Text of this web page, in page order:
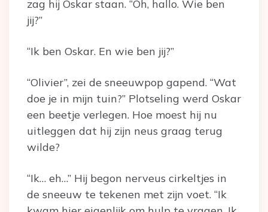
zag hij Oskar staan. “Oh, hallo. Wie ben
jij?”
“Ik ben Oskar. En wie ben jij?”
“Olivier”, zei de sneeuwpop gapend. “Wat
doe je in mijn tuin?” Plotseling werd Oskar
een beetje verlegen. Hoe moest hij nu
uitleggen dat hij zijn neus graag terug
wilde?
“Ik… eh…” Hij begon nerveus cirkeltjes in
de sneeuw te tekenen met zijn voet. “Ik